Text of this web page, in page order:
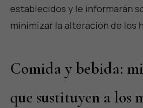
establecidos y le informarán
minimizar la alteración de los
Comida y bebida:
que sustituyen a los